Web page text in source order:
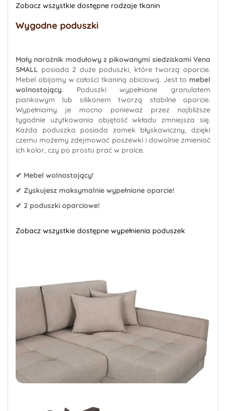
Zobacz wszystkie dostępne rodzaje tkanin
Wygodne poduszki
Mały narożnik modułowy z pikowanymi siedziskami Vena
SMALL posiada 2 duże poduszki, które tworzą oparcie.
Mebel obijamy w całości tkaniną obiciową. Jest to mebel
wolnostojący. Poduszki wypełniane granulatem
piankowym lub silikonem tworzą stabilne oparcie.
Wypełniamy je mocno ponieważ przez najbliższe
tygodnie użytkowania objętość wkładu zmniejsza się.
Każda poduszka posiada zamek błyskawiczny, dzięki
czemu możemy zdejmować poszewki i dowolnie zmieniać
ich kolor, czy po prostu prać w pralce.
✔ Mebel wolnostojący!
✔ Zyskujesz maksymalnie wypełnione oparcie!
✔ 2 poduszki oparciowe!
Zobacz wszystkie dostępne wypełnienia poduszek